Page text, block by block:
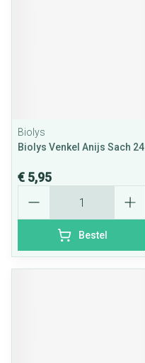
Biolys
Biolys Venkel Anijs Sach 24
€ 5,95
Bestel